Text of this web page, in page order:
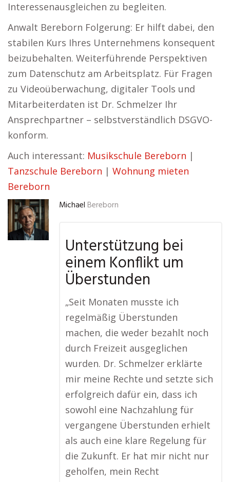
Interessenausgleichen zu begleiten.
Anwalt Bereborn Folgerung: Er hilft dabei, den
stabilen Kurs Ihres Unternehmens konsequent
beizubehalten. Weiterführende Perspektiven
zum Datenschutz am Arbeitsplatz. Für Fragen
zu Videoüberwachung, digitaler Tools und
Mitarbeiterdaten ist Dr. Schmelzer Ihr
Ansprechpartner – selbstverständlich DSGVO-
konform.
Auch interessant: Musikschule Bereborn |
Tanzschule Bereborn | Wohnung mieten
Bereborn
Michael Bereborn
Unterstützung bei
einem Konflikt um
Überstunden
„Seit Monaten musste ich
regelmäßig Überstunden
machen, die weder bezahlt noch
durch Freizeit ausgeglichen
wurden. Dr. Schmelzer erklärte
mir meine Rechte und setzte sich
erfolgreich dafür ein, dass ich
sowohl eine Nachzahlung für
vergangene Überstunden erhielt
als auch eine klare Regelung für
die Zukunft. Er hat mir nicht nur
geholfen, mein Recht